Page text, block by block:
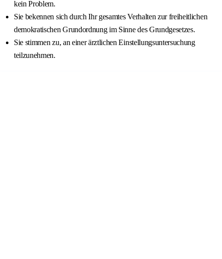
kein Problem.
Sie bekennen sich durch Ihr gesamtes Verhalten zur freiheitlichen
demokratischen Grundordnung im Sinne des Grundgesetzes.
Sie stimmen zu, an einer ärztlichen Einstellungsuntersuchung
teilzunehmen.